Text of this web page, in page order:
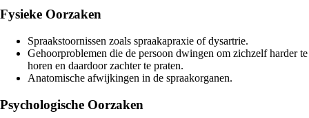
Fysieke Oorzaken
Spraakstoornissen zoals spraakapraxie of dysartrie.
Gehoorproblemen die de persoon dwingen om zichzelf harder te
horen en daardoor zachter te praten.
Anatomische afwijkingen in de spraakorganen.
Psychologische Oorzaken